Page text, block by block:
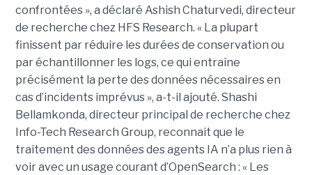
confrontées », a déclaré Ashish Chaturvedi, directeur
de recherche chez HFS Research. « La plupart
finissent par réduire les durées de conservation ou
par échantillonner les logs, ce qui entraîne
précisément la perte des données nécessaires en
cas d’incidents imprévus », a-t-il ajouté. Shashi
Bellamkonda, directeur principal de recherche chez
Info-Tech Research Group, reconnait que le
traitement des données des agents IA n’a plus rien à
voir avec un usage courant d’OpenSearch : « Les